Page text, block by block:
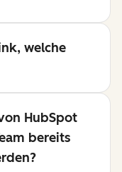
welche
HubSpot
bereits